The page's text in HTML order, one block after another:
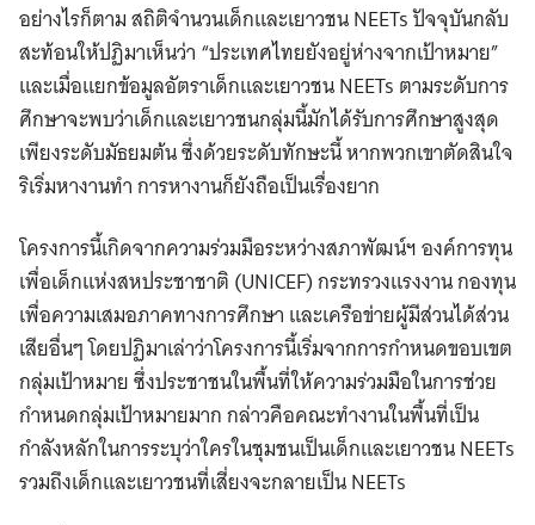
อย่างไรก็ตาม สถิติจำนวนเด็กและเยาวชน NEETs ปัจจุบันกลับ
สะท้อนให้ปฏิมาเห็นว่า “ประเทศไทยยังอยู่ห่างจากเป้าหมาย”
และเมื่อแยกข้อมูลอัตราเด็กและเยาวชน NEETs ตามระดับการ
ศึกษาจะพบว่าเด็กและเยาวชนกลุ่มนี้มักได้รับการศึกษาสูงสุด
เพียงระดับมัธยมต้น ซึ่งด้วยระดับทักษะนี้ หากพวกเขาตัดสินใจ
ริเริ่มหางานทำ การหางานก็ยังถือเป็นเรื่องยาก
โครงการนี้เกิดจากความร่วมมือระหว่างสภาพัฒน์ฯ องค์การทุน
เพื่อเด็กแห่งสหประชาชาติ (UNICEF) กระทรวงแรงงาน กองทุน
เพื่อความเสมอภาคทางการศึกษา และเครือข่ายผู้มีส่วนได้ส่วน
เสียอื่นๆ โดยปฏิมาเล่าว่าโครงการนี้เริ่มจากการกำหนดขอบเขต
กลุ่มเป้าหมาย ซึ่งประชาชนในพื้นที่ให้ความร่วมมือในการช่วย
กำหนดกลุ่มเป้าหมายมาก กล่าวคือคณะทำงานในพื้นที่เป็น
กำลังหลักในการระบุว่าใครในชุมชนเป็นเด็กและเยาวชน NEETs
รวมถึงเด็กและเยาวชนที่เสี่ยงจะกลายเป็น NEETs